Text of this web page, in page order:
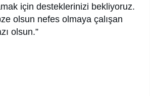
için desteklerinizi bekliyoruz.
olsun nefes olmaya çalışan
olsun.”